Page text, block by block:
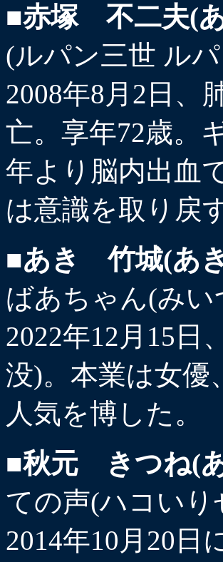
■赤塚 不二夫(
(ルパン三世 ル
2008年8月2日、
亡。享年72歳。
年より脳内出血
は意識を取り戻
■あき 竹城(あ
ばあちゃん(み
2022年12月15日
没)。本業は女優
人気を博した。
■秋元 きつね(
ての声(ハコいり
2014年10月20日